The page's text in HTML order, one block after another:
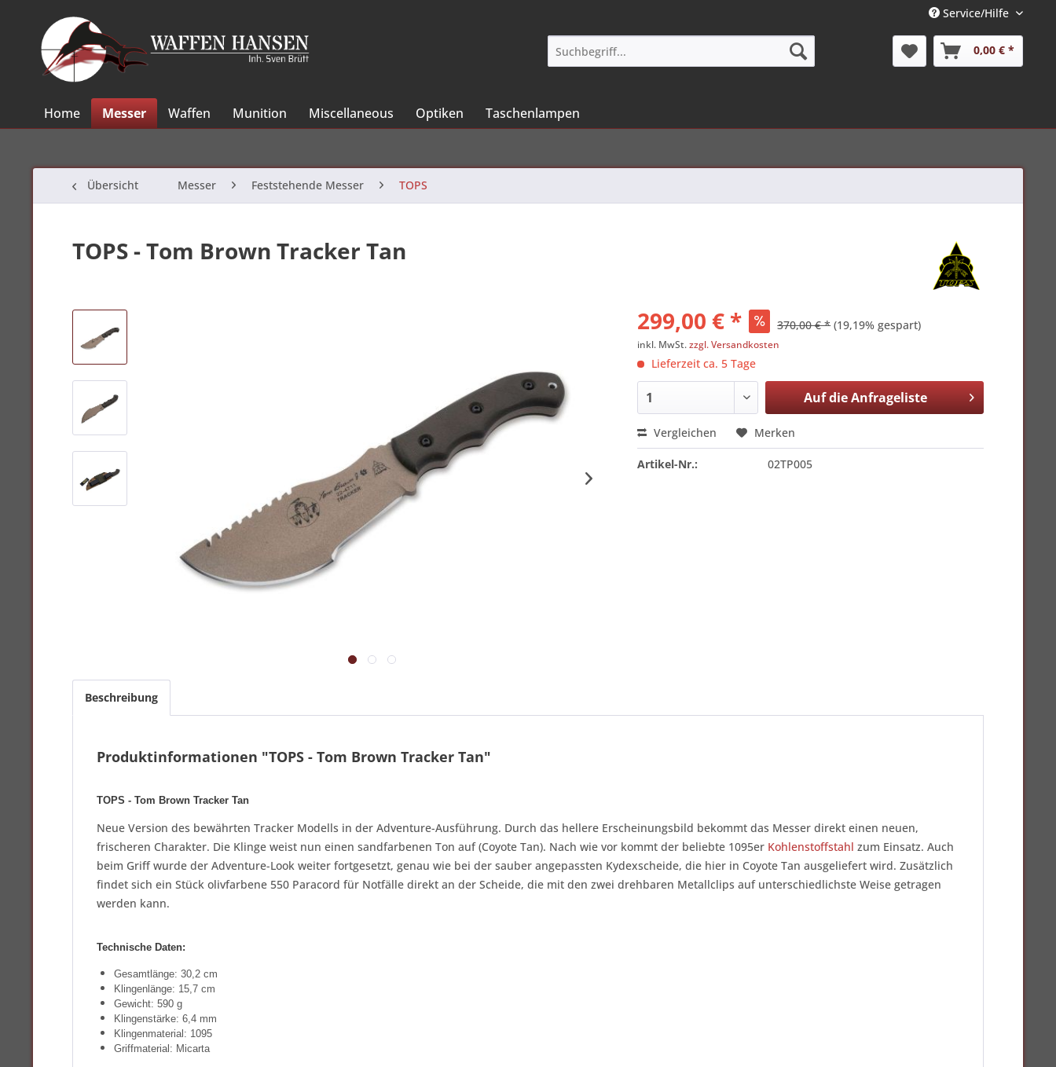
Service/Hilfe
0,00 € *
Home Messer Waffen Munition Miscellaneous Optiken Taschenlampen
Übersicht Messer Feststehende Messer TOPS
TOPS - Tom Brown Tracker Tan
299,00 € * 370,00 € * (19,19% gespart)
inkl. MwSt.zzgl. Versandkosten
Lieferzeit ca. 5 Tage
Auf dieAnfrageliste
Vergleichen Merken
Artikel-Nr.: 02TP005
Beschreibung
Produktinformationen "TOPS - Tom Brown Tracker Tan"
TOPS - Tom Brown Tracker Tan
Neue Version des bewährten Tracker Modells in der Adventure-Ausführung. Durch das hellere Erscheinungsbild bekommt das Messer direkt einen neuen,
frischeren Charakter. Die Klinge weist nun einen sandfarbenen Ton auf (Coyote Tan). Nach wie vor kommt der beliebte 1095er Kohlenstoffstahl zum Einsatz. Auch
beim Griff wurde der Adventure-Look weiter fortgesetzt, genau wie bei der sauber angepassten Kydexscheide, die hier in Coyote Tan ausgeliefert wird. Zusätzlich
findet sich ein Stück olivfarbene 550 Paracord für Notfälle direkt an der Scheide, die mit den zwei drehbaren Metallclips auf unterschiedlichste Weise getragen
werden kann.
Technische Daten:
Gesamtlänge: 30,2 cm
Klingenlänge: 15,7 cm
Gewicht: 590 g
Klingenstärke: 6,4 mm
Klingenmaterial: 1095
Griffmaterial: Micarta